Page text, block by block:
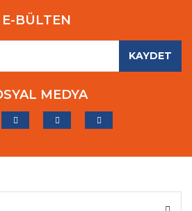
E-BÜLTEN
KAYDET
MEDYA